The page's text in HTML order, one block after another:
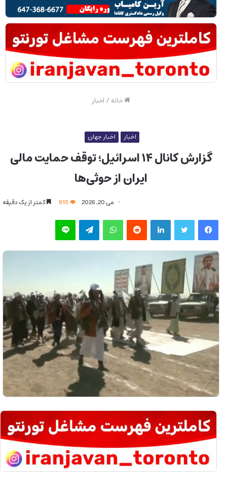
خانه/ اخبار
اخبار اخبار جهان
گزارش کانال ۱۴ اسرائیل؛ توقف حمایت مالی
ایران از حوثی‌ها
می 20, 2026 کمتر از یک دقیقه
فیس بوک توییتر لینکدین‫رددیت واتس آپ تلگرام لاین